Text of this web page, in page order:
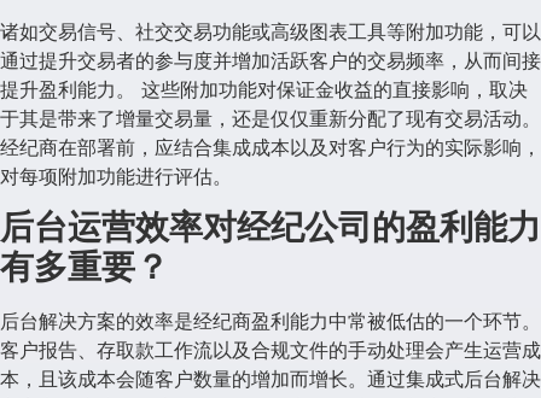
诸如交易信号、社交交易功能或高级图表工具等附加功能，可以
通过提升交易者的参与度并增加活跃客户的交易频率，从而间接
提升盈利能力。 这些附加功能对保证金收益的直接影响，取决
于其是带来了增量交易量，还是仅仅重新分配了现有交易活动。
经纪商在部署前，应结合集成成本以及对客户行为的实际影响，
对每项附加功能进行评估。
后台运营效率对经纪公司的盈利能力
有多重要？
后台解决方案的效率是经纪商盈利能力中常被低估的一个环节。
客户报告、存取款工作流以及合规文件的手动处理会产生运营成
本，且该成本会随客户数量的增加而增长。通过集成式后台解决